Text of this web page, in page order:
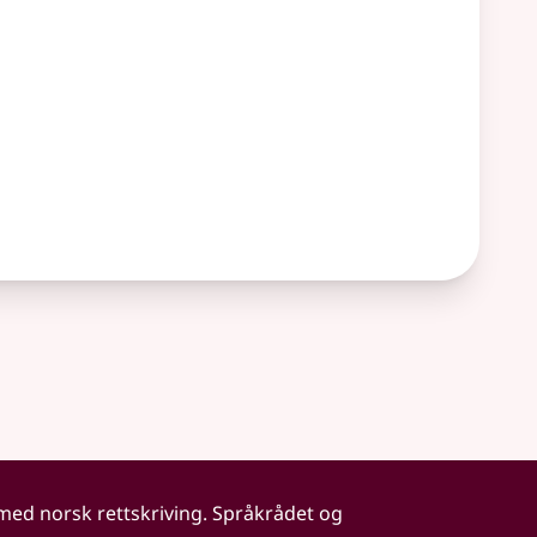
norsk rettskriving. Språkrådet og